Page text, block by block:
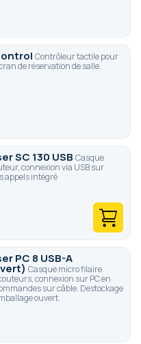
Contrôleur tactile pour
de réservation de salle.
SC 130 USB Casque
connexion via USB sur
appels intégré
PC 8 USB-A
Casque micro filaire
connexion sur PC en
sur câble. Destockage
ouvert.